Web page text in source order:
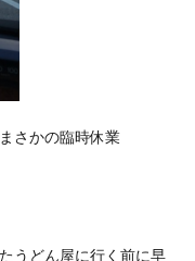
さかの臨時休業
うどん屋に行く前に早